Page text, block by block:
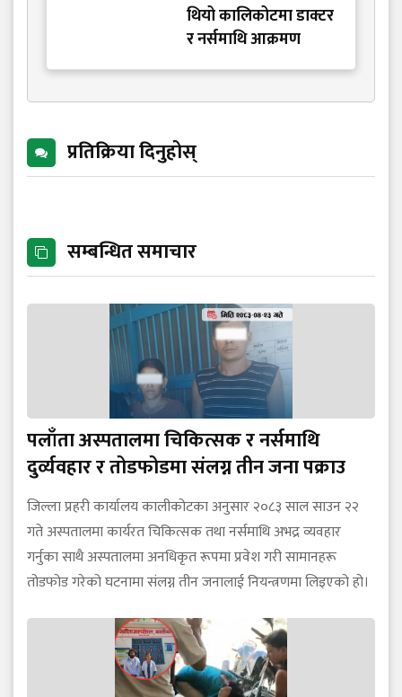
थियो कालिकोटमा डाक्टर
र नर्समाथि आक्रमण
प्रतिक्रिया दिनुहोस्
सम्बन्धित समाचार
पलाँता अस्पतालमा चिकित्सक र नर्समाथि
दुर्व्यवहार र तोडफोडमा संलग्न तीन जना पक्राउ
जिल्ला प्रहरी कार्यालय कालीकोटका अनुसार २०८३ साल साउन २२
गते अस्पतालमा कार्यरत चिकित्सक तथा नर्समाथि अभद्र व्यवहार
गर्नुका साथै अस्पतालमा अनधिकृत रूपमा प्रवेश गरी सामानहरू
तोडफोड गरेको घटनामा संलग्न तीन जनालाई नियन्त्रणमा लिइएको हो।